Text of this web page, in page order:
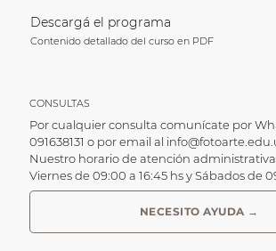
Descargá el programa
Contenido detallado del curso en PDF
CONSULTAS
Por cualquier consulta comunícate por
091638131 o por email al
Nuestro horario de atención administrativa
Viernes de 09:00 a 16:45 hs y Sábados de
NECESITO AYUDA →